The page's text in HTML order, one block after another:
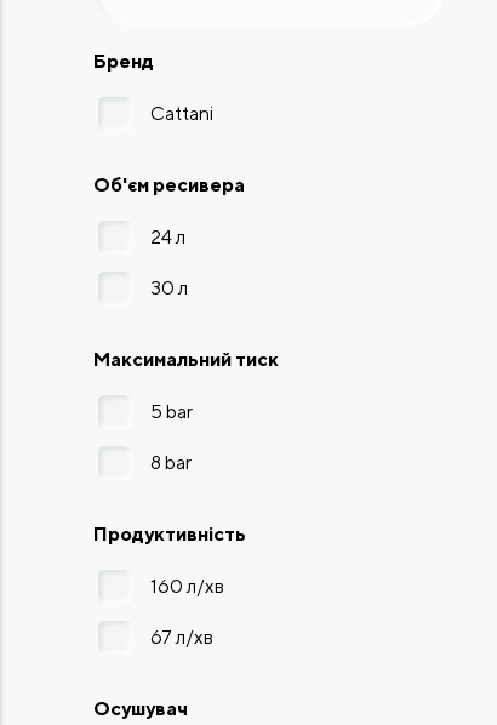
Бренд
Cattani
Об'єм ресивера
24 л
30 л
Максимальний тиск
5 bar
8 bar
Продуктивність
160 л/хв
67 л/хв
Осушувач